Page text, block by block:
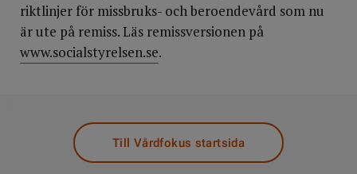
riktlinjer för missbruks- och beroendevård som nu
är ute på remiss. Läs remissversionen på
www.socialstyrelsen.se.
Till Vårdfokus startsida